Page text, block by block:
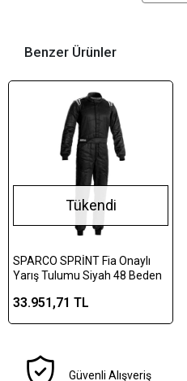
Benzer Ürünler
Tükendi
SPARCO SPRİNT Fia Onaylı
Yarış Tulumu Siyah 48 Beden
33.951,71 TL
Güvenli Alışveriş